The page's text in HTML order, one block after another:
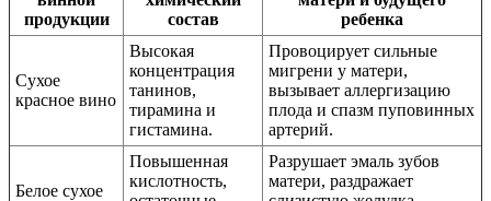
продукции
состав
ребенка
Сухое
красное вино
Высокая
концентрация
танинов,
тирамина и
гистамина.
Провоцирует сильные
мигрени у матери,
вызывает аллергизацию
плода и спазм пуповинных
артерий.
Белое сухое
Повышенная
кислотность,
Разрушает эмаль зубов
матери, раздражает